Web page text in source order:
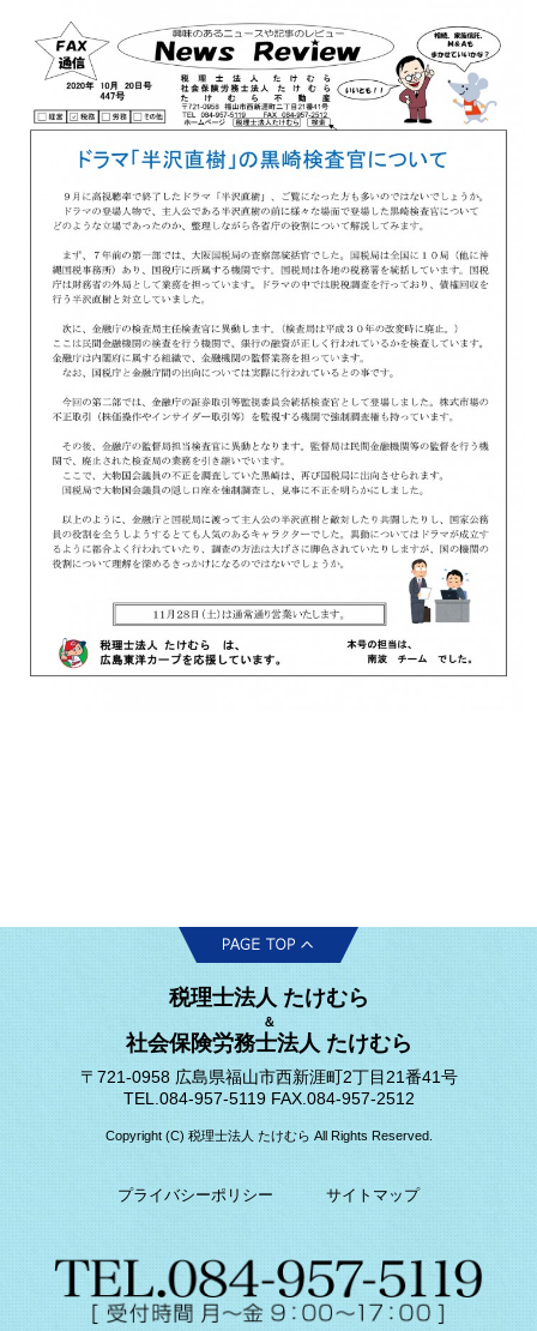
税理士法人 たけむら
＆
社会保険労務士法人 たけむら
〒721-0958 広島県福山市西新涯町2丁目21番41号
TEL.084-957-5119 FAX.084-957-2512
Copyright (C) 税理士法人 たけむら All Rights Reserved.
プライバシーポリシー サイトマップ